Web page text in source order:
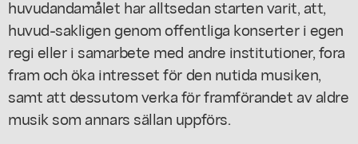
huvudandamålet har alltsedan starten varit, att,
huvud-sakligen genom offentliga konserter i egen
regi eller i samarbete med andre institutioner, fora
fram och öka intresset för den nutida musiken,
samt att dessutom verka för framförandet av aldre
musik som annars sällan uppförs.